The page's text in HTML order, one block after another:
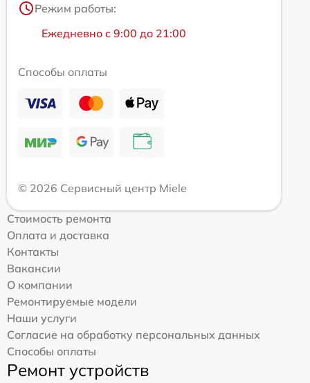
Режим работы:
Ежедневно с 9:00 до 21:00
Способы оплаты
© 2026 Сервисный центр Miele
Стоимость ремонта
Оплата и доставка
Контакты
Вакансии
О компании
Ремонтируемые модели
Наши услуги
Согласие на обработку персональных данных
Способы оплаты
Ремонт устройств